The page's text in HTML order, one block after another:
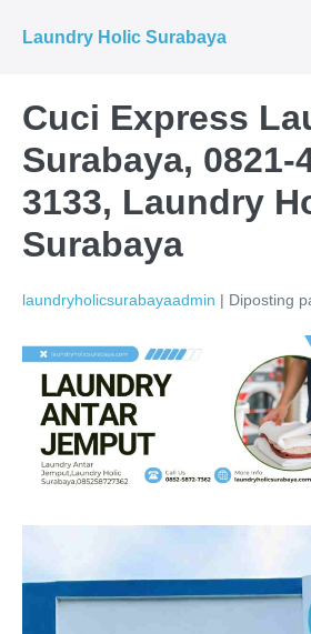
Laundry Holic Surabaya
Cuci Express
Surabaya, 0821-
3133, Laundry
Surabaya
laundryholicsurabayaadmin | Diposting